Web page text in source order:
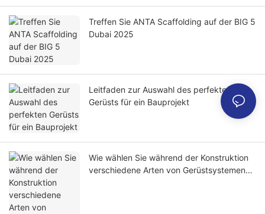
Treffen Sie ANTA Scaffolding auf der BIG 5
Dubai 2025
Leitfaden zur Auswahl des perfekten
Gerüsts für ein Bauprojekt
Wie wählen Sie während der Konstruktion
verschiedene Arten von Gerüstsystemen